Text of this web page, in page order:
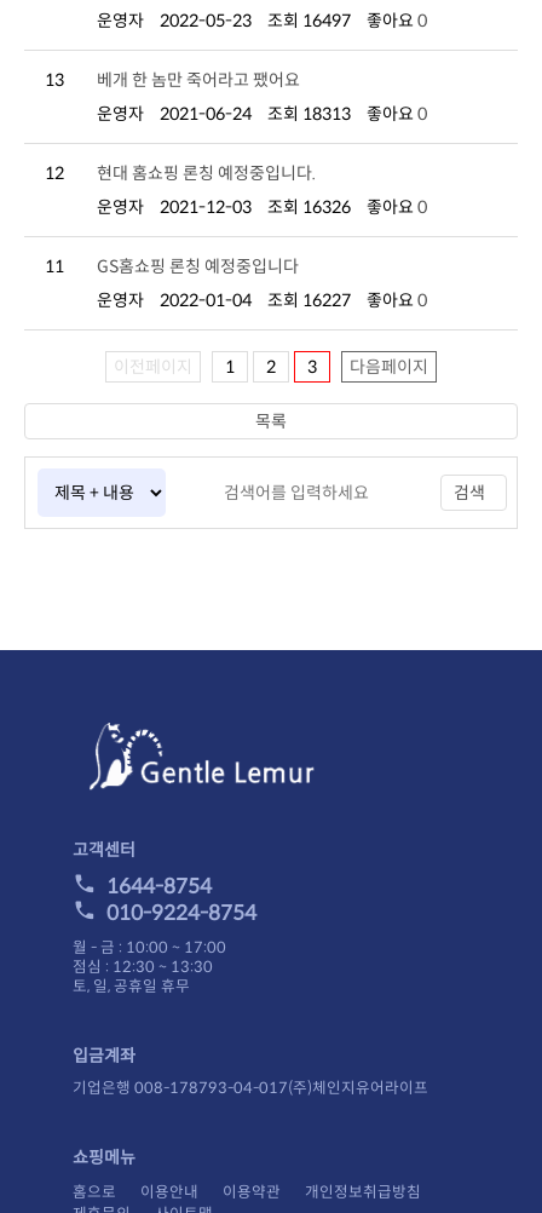
운영자
2022-05-23 조회 16497 좋아요 0
13
베개 한 놈만 죽어라고 팼어요
운영자
2021-06-24 조회 18313 좋아요 0
12
현대 홈쇼핑 론칭 예정중입니다.
운영자
2021-12-03 조회 16326 좋아요 0
11
GS홈쇼핑 론칭 예정중입니다
운영자
2022-01-04 조회 16227 좋아요 0
이전페이지 1 2 3 다음페이지
검색
목록
고객센터
1644-8754
010-9224-8754
월 - 금 : 10:00 ~ 17:00
점심 : 12:30 ~ 13:30
토, 일, 공휴일 휴무
입금계좌
기업은행 008-178793-04-017(주)체인지유어라이프
쇼핑메뉴
홈으로 이용안내 이용약관
개인정보취급방침